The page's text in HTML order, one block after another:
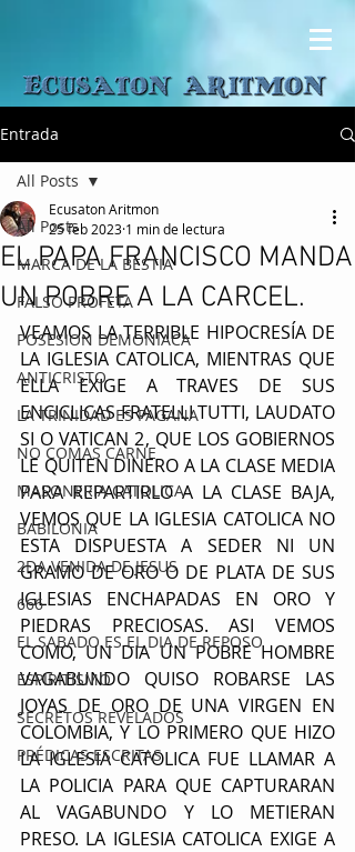
Entrada
All Posts
MARCA DE LA BESTIA
FALSO PROFETA
POSESION DEMONIACA
ANTICRISTO
LA TRINIDAD ES PAGANA
NO COMAS CARNE
MASONERIA CATOLICA
BABILONIA
2DA VENIDA DE JESUS
666
EL SABADO ES EL DIA DE REPOSO
ESPIRITISMO
SECRETOS REVELADOS
PRÉDICAS ESCRITAS
All Posts
EL PAPA FRANCISCO MANDA
UN POBRE A LA CARCEL.
Ecusaton Aritmon
25 feb 2023 1 min de lectura
VEAMOS LA TERRIBLE HIPOCRESÍA DE
LA IGLESIA CATOLICA, MIENTRAS QUE
ELLA EXIGE A TRAVES DE SUS
ENCICLICAS FRATELLI TUTTI, LAUDATO
SI O VATICAN 2, QUE LOS GOBIERNOS
LE QUITEN DINERO A LA CLASE MEDIA
PARA REPARTIRLO A LA CLASE BAJA,
VEMOS QUE LA IGLESIA CATOLICA NO
ESTA DISPUESTA A SEDER NI UN
GRAMO DE ORO O DE PLATA DE SUS
IGLESIAS ENCHAPADAS EN ORO Y
PIEDRAS PRECIOSAS. ASI VEMOS
COMO, UN DIA UN POBRE HOMBRE
VAGABUNDO QUISO ROBARSE LAS
JOYAS DE ORO DE UNA VIRGEN EN
COLOMBIA, Y LO PRIMERO QUE HIZO
LA IGLESIA CATOLICA FUE LLAMAR A
LA POLICIA PARA QUE CAPTURARAN
AL VAGABUNDO Y LO METIERAN
PRESO. LA IGLESIA CATOLICA EXIGE A